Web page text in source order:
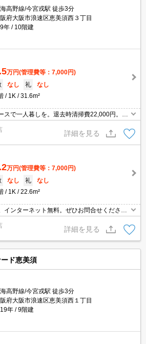
高野線/今宮戎駅 徒歩3分
府大阪市浪速区恵美須西３丁目
年
10階建
万円(管理費等：7,000円)
なし 礼
なし
1K 31.6m²
スで一人暮しを。退去時清掃費22,000円。イ
詳細を見る
万円(管理費等：7,000円)
なし 礼
なし
1K 22.6m²
インターネット無料。ぜひお問合せくださ
レベーター付RCマンション!。退去時、ルー
円。
詳細を見る
ド恵美須
高野線/今宮戎駅 徒歩3分
府大阪市浪速区恵美須西１丁目
年
9階建